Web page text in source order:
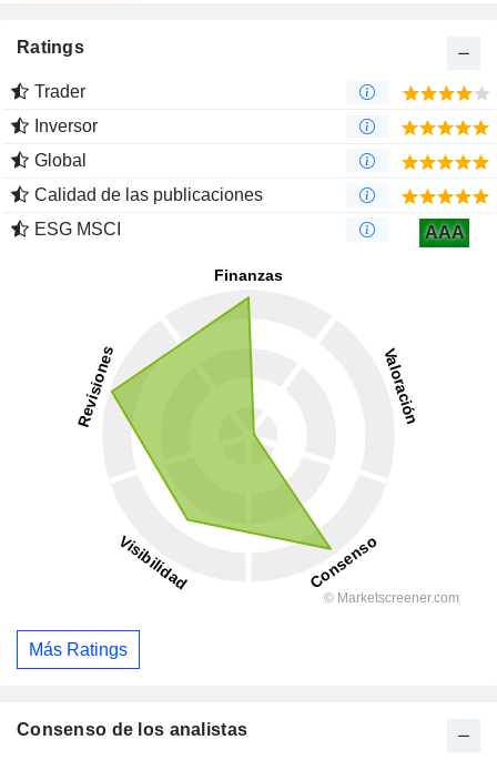
Ratings
Trader
Inversor
Global
Calidad de las publicaciones
ESG MSCI
AAA
Más Ratings
Consenso de los analistas